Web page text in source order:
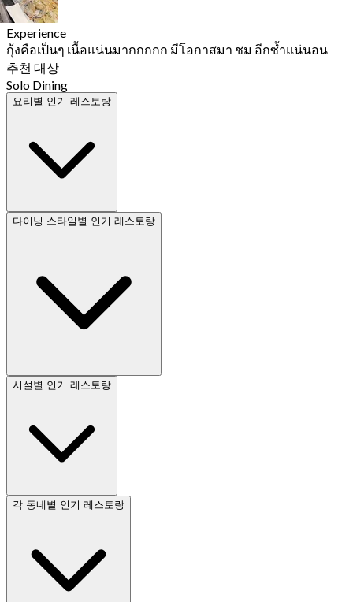
Experience
กุ้งคือเป็นๆ เนื้อแน่นมากกกกก มีโอกาสมา ชม อีกซ้ำแน่นอน
추천 대상
Solo Dining
요리별 인기 레스토랑
다이닝 스타일별 인기 레스토랑
시설별 인기 레스토랑
각 동네별 인기 레스토랑